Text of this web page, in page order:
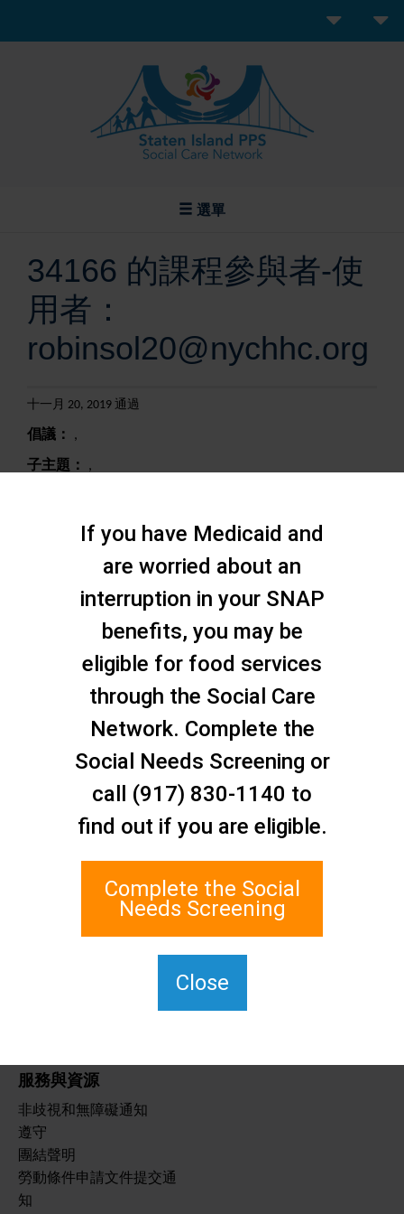
選單
34166 的課程參與者-使
用者：
robinsol20@nychhc.org
十一月 20, 2019 通過
倡議： ,
子主題： ,
聯絡我們
史泰登島, 紐約 10305
對於 TTY，請撥打 711。
服務與資源
非歧視和無障礙通知
遵守
團結聲明
勞動條件申請文件提交通
知
If you have Medicaid and
are worried about an
interruption in your SNAP
benefits, you may be
eligible for food services
through the Social Care
Network. Complete the
Social Needs Screening or
call (917) 830-1140 to
find out if you are eligible.
Complete the Social
Needs Screening
Close